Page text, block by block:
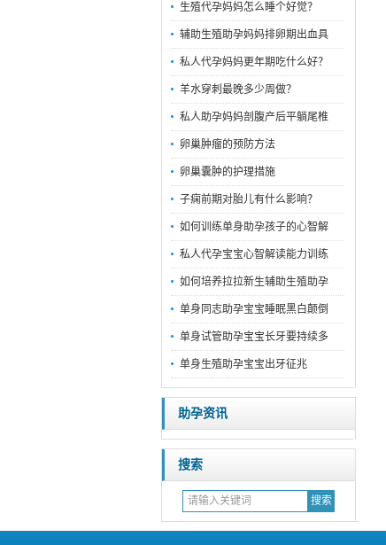
生殖代孕妈妈怎么睡个好觉？
辅助生殖助孕妈妈排卵期出血具
私人代孕妈妈更年期吃什么好？
羊水穿刺最晚多少周做？
私人助孕妈妈剖腹产后平躺尾椎
卵巢肿瘤的预防方法
卵巢囊肿的护理措施
子痫前期对胎儿有什么影响？
如何训练单身助孕孩子的心智解
私人代孕宝宝心智解读能力训练
如何培养拉拉新生辅助生殖助孕
单身同志助孕宝宝睡眠黑白颠倒
单身试管助孕宝宝长牙要持续多
单身生殖助孕宝宝出牙征兆
助孕资讯
搜索